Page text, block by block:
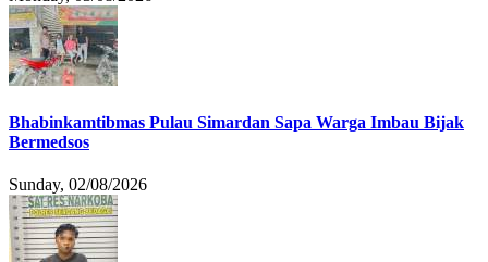
Bhabinkamtibmas Pulau Simardan Sapa Warga Imbau Bijak
Bermedsos
Sunday, 02/08/2026